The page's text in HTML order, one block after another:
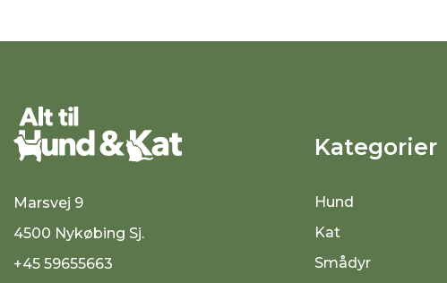
Marsvej 9
4500 Nykøbing Sj.
+45 59655663
Kategorier
Hund
Kat
Smådyr